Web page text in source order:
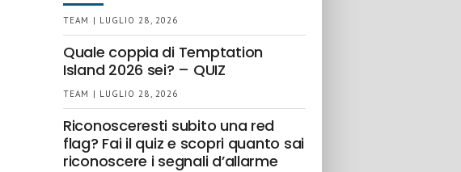
TEAM | LUGLIO 28, 2026
Quale coppia di Temptation
Island 2026 sei? – QUIZ
TEAM | LUGLIO 28, 2026
Riconosceresti subito una red
flag? Fai il quiz e scopri quanto sai
riconoscere i segnali d’allarme